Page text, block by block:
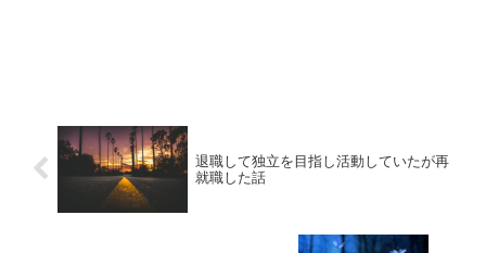
退職して独立を目指し活動していたが再
就職した話